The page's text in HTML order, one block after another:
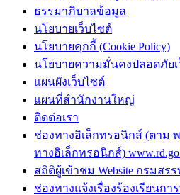
ธรรมาภิบาลข้อมูล
นโยบายเว็บไซต์
นโยบายคุกกี้ (Cookie Policy)
นโยบายความมั่นคงปลอดภัย
แผนผังเว็บไซต์
แผนที่สำนักงานใหญ่
ติดต่อเรา
ช่องทางอิเล็กทรอนิกส์ (ตาม
ทางอิเล็กทรอนิกส์)
สถิติผู้เข้าชม Website กรมสร
ช่องทางแจ้งเรื่องร้องเรียนก